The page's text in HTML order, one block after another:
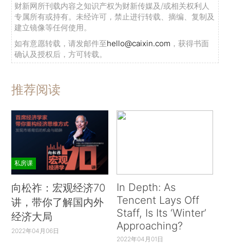
财新网所刊载内容之知识产权为财新传媒及/或相关权利人
专属所有或持有。未经许可，禁止进行转载、摘编、复制及
建立镜像等任何使用。
如有意愿转载，请发邮件至hello@caixin.com ，获得书面
确认及授权后，方可转载。
推荐阅读
私房课
向松祚：宏观经济70
讲，带你了解国内外
经济大局
2022年04月06日
In Depth: As
Tencent Lays Off
Staff, Is Its ‘Winter’
Approaching?
2022年04月01日